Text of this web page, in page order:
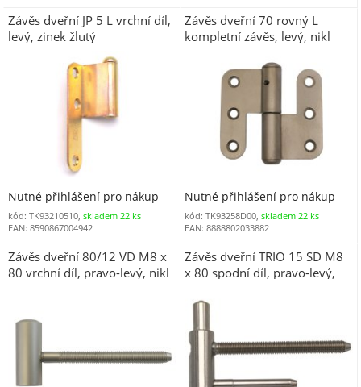
Závěs dveřní JP 5 L vrchní díl,
levý, zinek žlutý
Nutné přihlášení pro nákup
kód: TK93210510, skladem 22 ks
EAN: 8590867004942
Závěs dveřní 70 rovný L
kompletní závěs, levý, nikl
Nutné přihlášení pro nákup
kód: TK93258D00,skladem 22 ks
EAN: 8888802033882
Závěs dveřní 80/12 VD M8 x
80 vrchní díl, pravo-levý, nikl
Závěs dveřní TRIO 15 SD M8
x 80 spodní díl, pravo-levý,